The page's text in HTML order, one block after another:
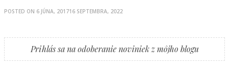
POSTED ON 6 JÚNA, 201716 SEPTEMBRA, 2022
Prihlás sa na odoberanie noviniek z môjho blogu